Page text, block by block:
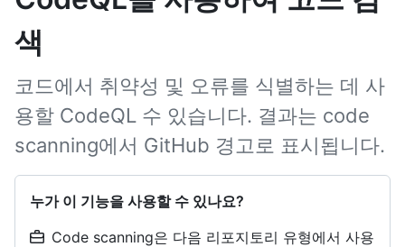
색
코드에서 취약성 및 오류를 식별하는 데 사
용할 CodeQL 수 있습니다. 결과는 code
scanning에서 GitHub 경고로 표시됩니다.
누가 이 기능을 사용할 수 있나요?
Code scanning은 다음 리포지토리 유형에서 사용